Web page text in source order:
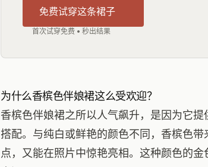
免费试穿这条裙子
首次试穿免费 • 秒出结果
为什么香槟色伴娘裙这么受欢迎？
香槟色伴娘裙之所以人气飙升，是因为它
搭配。与纯白或鲜艳的颜色不同，香槟色
点，又能在照片中惊艳亮相。这种颜色的